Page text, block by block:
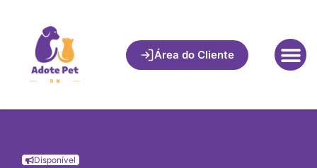
Área do Cliente
Disponível